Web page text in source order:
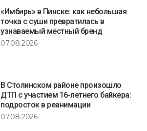
«Имбирь» в Пинске: как небольшая
точка с суши превратилась в
узнаваемый местный бренд
07.08.2026
В Столинском районе произошло
ДТП с участием 16-летнего байкера:
подросток в реанимации
07.08.2026